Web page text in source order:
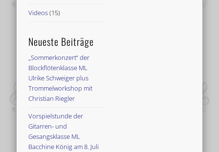
Videos(15)
Neueste Beiträge
„Sommerkonzert“ der
Blockflötenklasse ML
Ulrike Schweiger plus
Trommelworkshop mit
Christian Riegler
Vorspielstunde der
Gitarren- und
Gesangsklasse ML
Bacchine König am 8. Juli